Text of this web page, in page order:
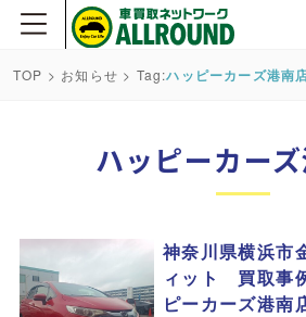
TOP > お知らせ > Tag:ハッピーカーズ港南
ハッピーカー
神奈川県横浜
ィット 買取
ピーカーズ港南